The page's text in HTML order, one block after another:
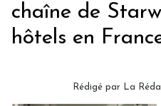
chaîne de
hôtels en
Rédigé par La